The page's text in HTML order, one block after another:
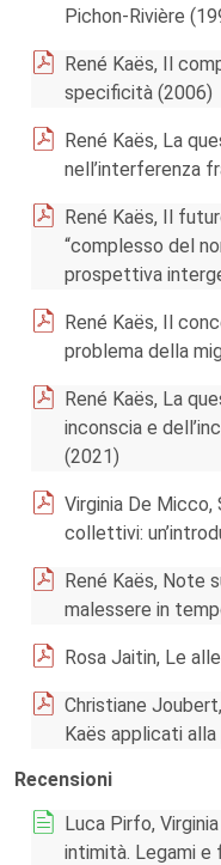
Pichon-Rivière
René Kaës, Il
specificità (2006)
René Kaës, La
nell’interferenza
René Kaës, Il
“complesso del
prospettiva
René Kaës, Il
problema della
René Kaës, La
inconscia e
(2021)
Virginia De
collettivi:
René Kaës, Note
malessere in
Rosa Jaitin, Le
Christiane
Kaës applicati
Recensioni
Luca Pirfo,
intimità. Legami e